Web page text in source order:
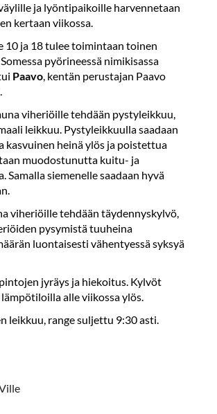
ja lyöntipaikoille harvennetaan
kertaan viikossa.
10 ja 18 tulee toimintaan toinen
pyörineessä nimikisassa
Paavo, kentän perustajan Paavo
viheriöille tehdään pystyleikkuu,
leikkuu. Pystyleikkuulla saadaan
kasvuinen heinä ylös ja poistettua
muodostunutta kuitu- ja
Samalla siemenelle saadaan hyvä
viheriöille tehdään täydennyskylvö,
pysymistä tuuheina
luontaisesti vähentyessä syksyä
jyräys ja hiekoitus. Kylvöt
alle viikossa ylös.
leikkuu, range suljettu 9:30 asti.